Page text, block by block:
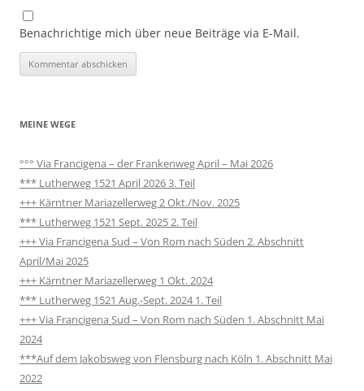
Benachrichtige mich über neue Beiträge via E-Mail.
MEINE WEGE
°°° Via Francigena – der Frankenweg April – Mai 2026
*** Lutherweg 1521 April 2026 3. Teil
+++ Kärntner Mariazellerweg 2 Okt./Nov. 2025
*** Lutherweg 1521 Sept. 2025 2. Teil
+++ Via Francigena Sud – Von Rom nach Süden 2. Abschnitt
April/Mai 2025
+++ Kärntner Mariazellerweg 1 Okt. 2024
*** Lutherweg 1521 Aug.-Sept. 2024 1. Teil
+++ Via Francigena Sud – Von Rom nach Süden 1. Abschnitt Mai
2024
***Auf dem Jakobsweg von Flensburg nach Köln 1. Abschnitt Mai
2022